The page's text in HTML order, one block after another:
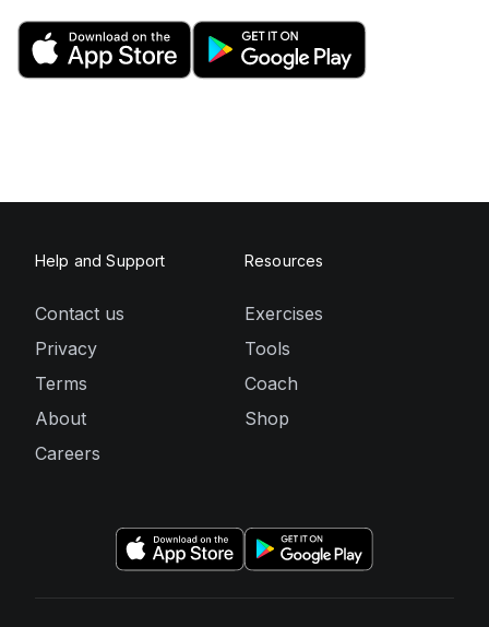
Help and Support
Contact us
Privacy
Terms
About
Careers
Resources
Exercises
Tools
Coach
Shop